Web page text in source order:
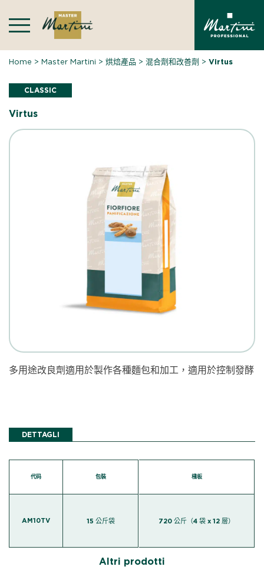
content
Home >Master Martini >烘焙產品 >混合劑和改善劑 >Virtus
CLASSIC
Virtus
多用途改良劑適用於製作各種麵包和加工，適用於控制發酵
DETTAGLI
代码 包裝
AM10TV 15 公斤袋
棧板
720 公斤（4 袋 x 12 層）
Altri prodotti